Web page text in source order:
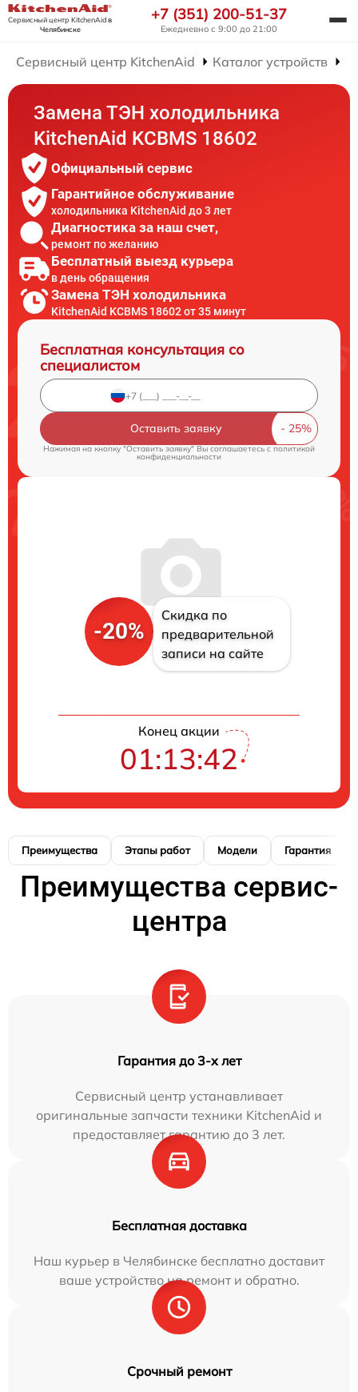
Сервисный центр KitchenAidв
Челябинске
+7 (351) 200-51-37
Ежедневно с 9:00 до 21:00
Сервисный центр KitchenAid Каталог устройств
Замена ТЭН холодильника
KitchenAid KCBMS 18602
Официальный сервис
Гарантийное обслуживание
холодильника KitchenAid до 3 лет
Диагностика за наш счет,
ремонт по желанию
Бесплатный выезд курьера
в день обращения
Замена ТЭН холодильника
KitchenAid KCBMS 18602 от 35 минут
Бесплатная консультация со
специалистом
Оставить заявку
Нажимая на кнопку "Оставить заявку" Вы соглашаетесь cполитикой
конфиденциальности
-20%
Скидка по
предварительной
записи на сайте
Конец акции
01:13:41
Преимущества Этапы работ Модели Гарантия
Преимущества сервис-
центра
Гарантия до 3-х лет
Сервисный центр устанавливает
оригинальные запчасти техники KitchenAid и
предоставляет гарантию до 3 лет.
Бесплатная доставка
Наш курьер в Челябинске бесплатно доставит
ваше устройство на ремонт и обратно.
Срочный ремонт